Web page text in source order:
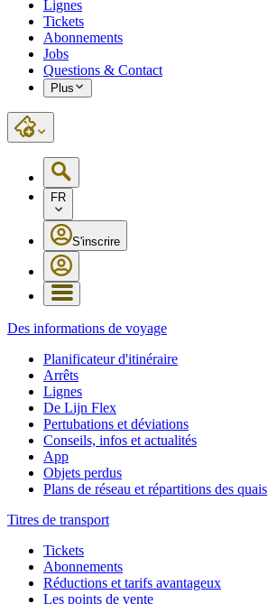
Lignes
Tickets
Abonnements
Jobs
Questions & Contact
Plus
FR
S'inscrire
Des informations de voyage
Planificateur d'itinéraire
Arrêts
Lignes
De Lijn Flex
Pertubations et déviations
Conseils, infos et actualités
App
Objets perdus
Plans de réseau et répartitions des quais
Titres de transport
Tickets
Abonnements
Réductions et tarifs avantageux
Les points de vente